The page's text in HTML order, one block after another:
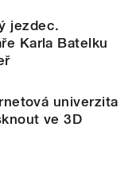
jezdec.
Karla Batelku
univerzita
ve 3D